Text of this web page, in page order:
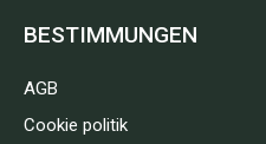
BESTIMMUNGEN
AGB
Cookie politik